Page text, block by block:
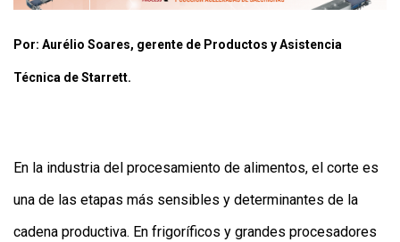
TÉRMINOS
CONDICIONES
DE
SOMOS
Por: Aurélio Soares, gerente de Productos y Asistencia
Técnica de Starrett.
En la industria del procesamiento de alimentos, el corte es
una de las etapas más sensibles y determinantes de la
cadena productiva. En frigoríficos y grandes procesadores